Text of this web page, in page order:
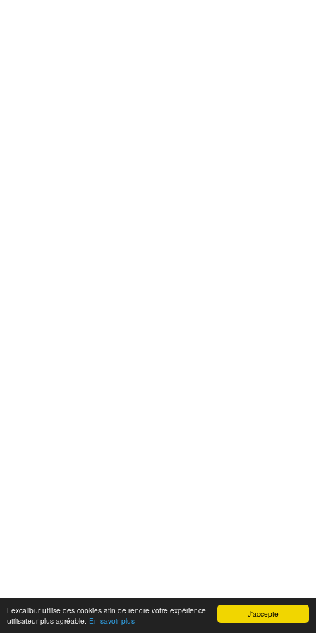
J'accepte
Lexcalibur utilise des cookies afin de rendre votre expérience
utilisateur plus agréable. En savoir plus